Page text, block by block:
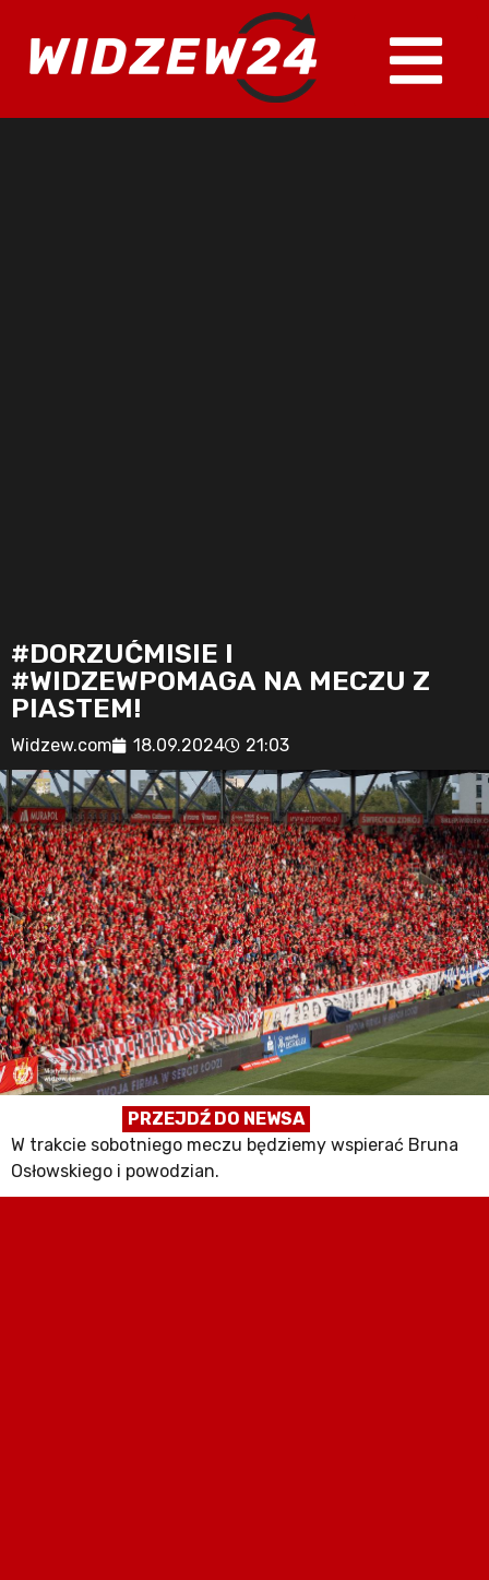
#DORZUĆMISIE I
#WIDZEWPOMAGA NA MECZU Z
PIASTEM!
Widzew.com 18.09.2024 21:03
PRZEJDŹ DO NEWSA
W trakcie sobotniego meczu będziemy wspierać Bruna
Osłowskiego i powodzian.